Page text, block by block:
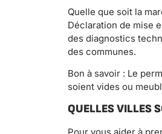
Quelle que soit la
Déclaration de mise
des diagnostics
des communes.
Bon à savoir : Le
soient vides ou
QUELLES VILLES
Pour vous aider à